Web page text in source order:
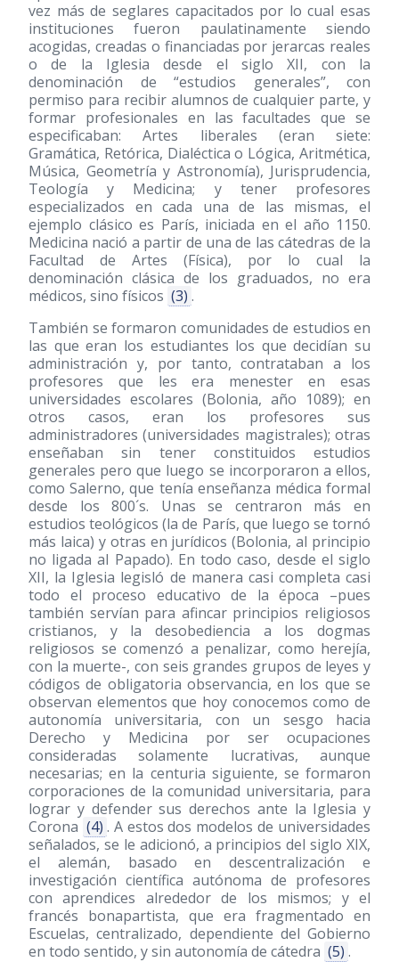
vez más de seglares capacitados por lo cual esas
instituciones fueron paulatinamente siendo
acogidas, creadas o financiadas por jerarcas reales
o de la Iglesia desde el siglo XII, con la
denominación de “estudios generales”, con
permiso para recibir alumnos de cualquier parte, y
formar profesionales en las facultades que se
especificaban: Artes liberales (eran siete:
Gramática, Retórica, Dialéctica o Lógica, Aritmética,
Música, Geometría y Astronomía), Jurisprudencia,
Teología y Medicina; y tener profesores
especializados en cada una de las mismas, el
ejemplo clásico es París, iniciada en el año 1150.
Medicina nació a partir de una de las cátedras de la
Facultad de Artes (Física), por lo cual la
denominación clásica de los graduados, no era
médicos, sino físicos (3) .
También se formaron comunidades de estudios en
las que eran los estudiantes los que decidían su
administración y, por tanto, contrataban a los
profesores que les era menester en esas
universidades escolares (Bolonia, año 1089); en
otros casos, eran los profesores sus
administradores (universidades magistrales); otras
enseñaban sin tener constituidos estudios
generales pero que luego se incorporaron a ellos,
como Salerno, que tenía enseñanza médica formal
desde los 800´s. Unas se centraron más en
estudios teológicos (la de París, que luego se tornó
más laica) y otras en jurídicos (Bolonia, al principio
no ligada al Papado). En todo caso, desde el siglo
XII, la Iglesia legisló de manera casi completa casi
todo el proceso educativo de la época –pues
también servían para afincar principios religiosos
cristianos, y la desobediencia a los dogmas
religiosos se comenzó a penalizar, como herejía,
con la muerte-, con seis grandes grupos de leyes y
códigos de obligatoria observancia, en los que se
observan elementos que hoy conocemos como de
autonomía universitaria, con un sesgo hacia
Derecho y Medicina por ser ocupaciones
consideradas solamente lucrativas, aunque
necesarias; en la centuria siguiente, se formaron
corporaciones de la comunidad universitaria, para
lograr y defender sus derechos ante la Iglesia y
Corona (4) . A estos dos modelos de universidades
señalados, se le adicionó, a principios del siglo XIX,
el alemán, basado en descentralización e
investigación científica autónoma de profesores
con aprendices alrededor de los mismos; y el
francés bonapartista, que era fragmentado en
Escuelas, centralizado, dependiente del Gobierno
en todo sentido, y sin autonomía de cátedra (5) .